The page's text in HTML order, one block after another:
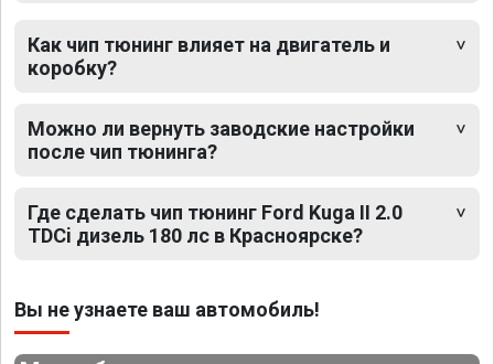
Как чип тюнинг влияет на двигатель и
коробку?
Можно ли вернуть заводские настройки
после чип тюнинга?
Где сделать чип тюнинг Ford Kuga II 2.0
TDCi дизель 180 лс в Красноярске?
Вы не узнаете ваш автомобиль!